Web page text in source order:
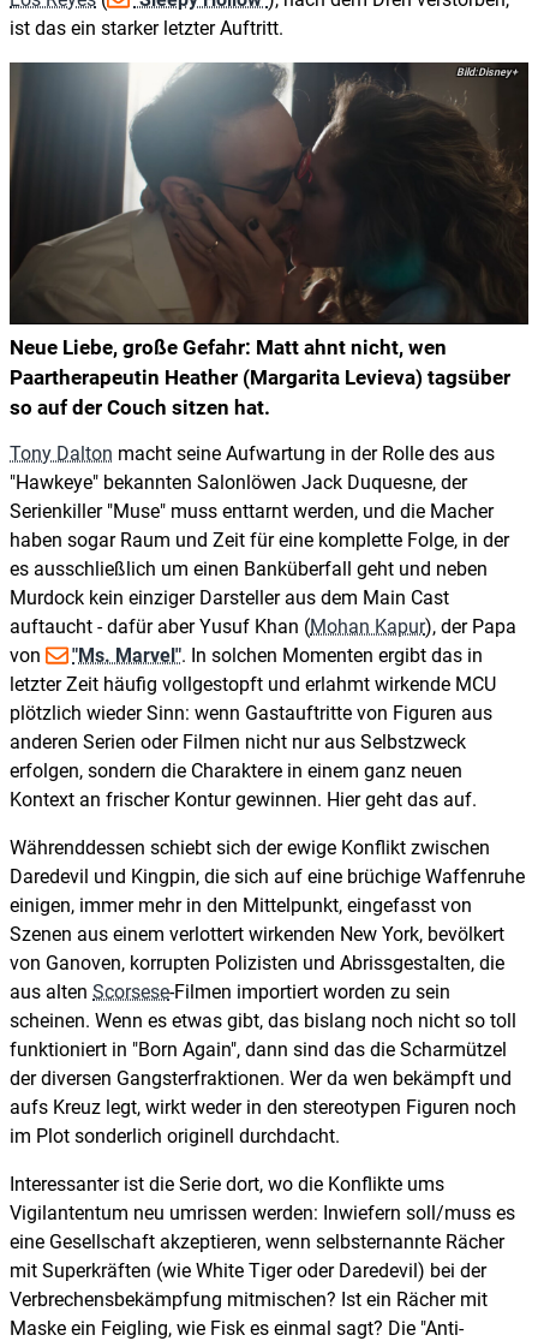
ist das ein starker letzter Auftritt.
Neue Liebe, große Gefahr: Matt ahnt nicht, wen
Paartherapeutin Heather (Margarita Levieva) tagsüber
so auf der Couch sitzen hat.
Disney+
Tony Dalton macht seine Aufwartung in der Rolle des aus
"Hawkeye" bekannten Salonlöwen Jack Duquesne, der
Serienkiller "Muse" muss enttarnt werden, und die Macher
haben sogar Raum und Zeit für eine komplette Folge, in der
es ausschließlich um einen Banküberfall geht und neben
Murdock kein einziger Darsteller aus dem Main Cast
auftaucht - dafür aber Yusuf Khan (Mohan Kapur), der Papa
von
"Ms. Marvel". In solchen Momenten ergibt das in
letzter Zeit häufig vollgestopft und erlahmt wirkende MCU
plötzlich wieder Sinn: wenn Gastauftritte von Figuren aus
anderen Serien oder Filmen nicht nur aus Selbstzweck
erfolgen, sondern die Charaktere in einem ganz neuen
Kontext an frischer Kontur gewinnen. Hier geht das auf.
Währenddessen schiebt sich der ewige Konflikt zwischen
Daredevil und Kingpin, die sich auf eine brüchige Waffenruhe
einigen, immer mehr in den Mittelpunkt, eingefasst von
Szenen aus einem verlottert wirkenden New York, bevölkert
von Ganoven, korrupten Polizisten und Abrissgestalten, die
aus alten Scorsese-Filmen importiert worden zu sein
scheinen. Wenn es etwas gibt, das bislang noch nicht so toll
funktioniert in "Born Again", dann sind das die Scharmützel
der diversen Gangsterfraktionen. Wer da wen bekämpft und
aufs Kreuz legt, wirkt weder in den stereotypen Figuren noch
im Plot sonderlich originell durchdacht.
Interessanter ist die Serie dort, wo die Konflikte ums
Vigilantentum neu umrissen werden: Inwiefern soll/muss es
eine Gesellschaft akzeptieren, wenn selbsternannte Rächer
mit Superkräften (wie White Tiger oder Daredevil) bei der
Verbrechensbekämpfung mitmischen? Ist ein Rächer mit
Maske ein Feigling, wie Fisk es einmal sagt? Die "Anti-